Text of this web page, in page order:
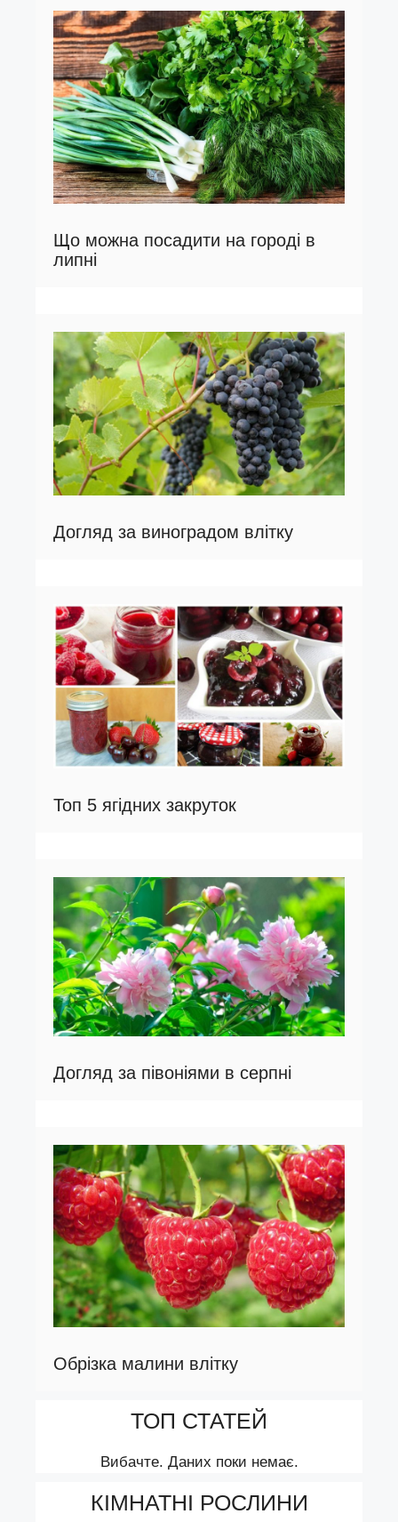
Що можна посадити на городі в
липні
Догляд за виноградом влітку
Топ 5 ягідних закруток
Догляд за півоніями в серпні
Обрізка малини влітку
ТОП СТАТЕЙ
Вибачте. Даних поки немає.
КІМНАТНІ РОСЛИНИ